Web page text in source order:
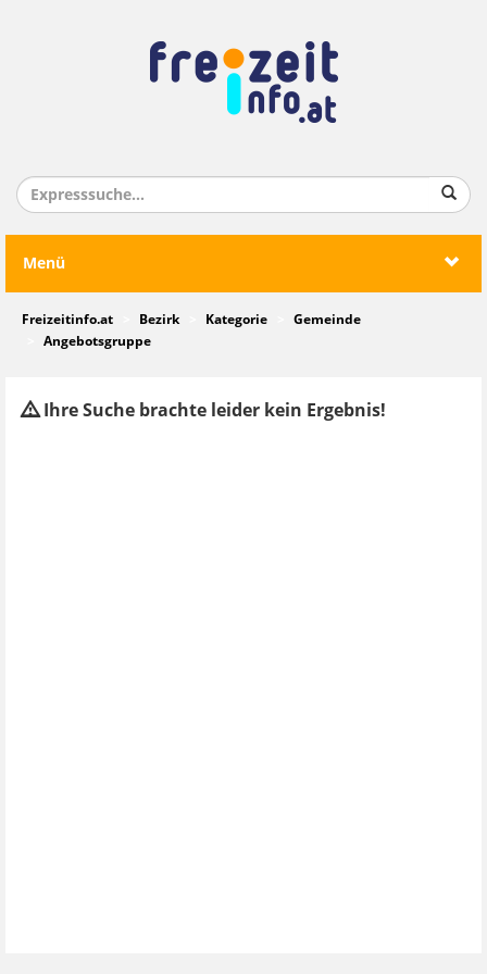
Menü
Freizeitinfo.at Bezirk Kategorie
Gemeinde
Angebotsgruppe
Ihre Suche brachte leider kein Ergebnis!